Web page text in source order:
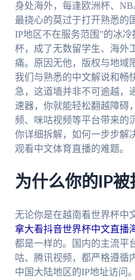
身处海外，每逢欧洲杯、
最挠心的莫过于打开熟悉的
IP地区不在服务范围”的冰
杯，成了无数留学生、海外
痛。原因无他，版权与地域
我们与熟悉的中文解说和畅
急，这道墙并非不可逾越，
速器，你就能轻松翻越障碍
频、咪咕视频等平台带来的
你详细拆解，如何一步步解
观看中文体育直播的难题。
为什么你的IP被
无论你是在越南看世界杯中
拿大看抖音世界杯中文直播
都是一样的。国内的主流平
咕、腾讯视频，都严格遵循
中国大陆地区的IP地址访问